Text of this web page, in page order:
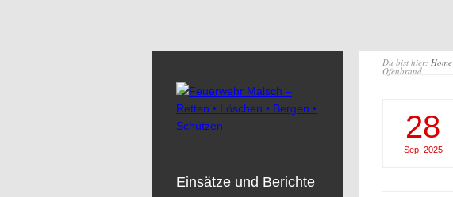
Du bist hier: Home
Ofenbrand
28
Sep. 2025
Einsätze und Berichte